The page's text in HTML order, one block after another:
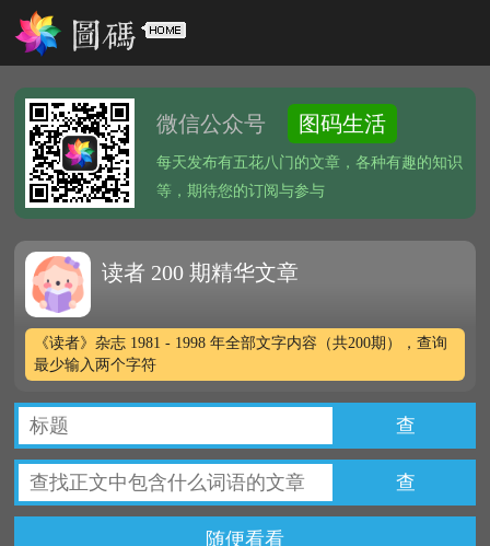
微信公众号 图码生活
每天发布有五花八门的文章，各种有趣的知识
等，期待您的订阅与参与
读者 200 期精华文章
《读者》杂志 1981 - 1998 年全部文字内容（共200期），查询
最少输入两个字符
查
查
随便看看